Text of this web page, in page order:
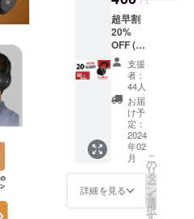
ランス
ミッ
ター × 1
台 日本
語マ
ニュア
ル × 1個
※ 割引
率は販
売予定
価格に
送料を
含む合
計金額
に対す
超早割
20%
OFF (限
定50名
様） 一
般販売
予定価
28,000
→22,40
(税・送
料込）
【内
容】
支援
者：
44人
お届
け予
定：
2024
年02
月
詳細を見る
こ
の
リ
タ
ー
ン
を
選
択